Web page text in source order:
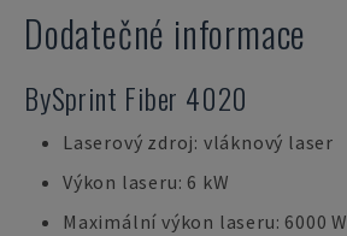
Dodatečné informace
BySprint Fiber 4020
Laserový zdroj: vláknový laser
Výkon laseru: 6 kW
Maximální výkon laseru: 6000 W